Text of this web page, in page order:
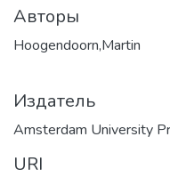
Авторы
Hoogendoorn,Martin
Издатель
Amsterdam University
URI